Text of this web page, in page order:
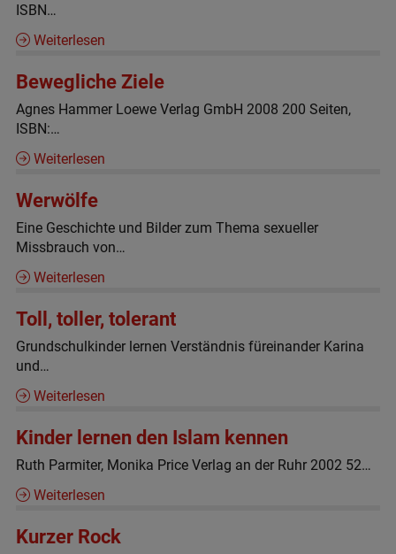
ISBN…
Weiterlesen
Bewegliche Ziele
Agnes Hammer Loewe Verlag GmbH 2008 200 Seiten,
ISBN:…
Weiterlesen
Werwölfe
Eine Geschichte und Bilder zum Thema sexueller
Missbrauch von…
Weiterlesen
Toll, toller, tolerant
Grundschulkinder lernen Verständnis füreinander Karina
und…
Weiterlesen
Kinder lernen den Islam kennen
Ruth Parmiter, Monika Price Verlag an der Ruhr 2002 52…
Weiterlesen
Kurzer Rock